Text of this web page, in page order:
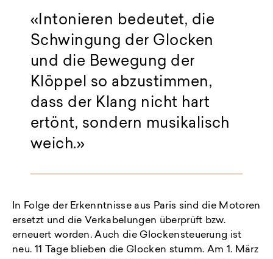
Intonieren bedeutet, die
Schwingung der Glocken
und die Bewegung der
Klöppel so abzustimmen,
dass der Klang nicht hart
ertönt, sondern musikalisch
weich.
In Folge der Erkenntnisse aus Paris sind die Motoren
ersetzt und die Verkabelungen überprüft bzw.
erneuert worden. Auch die Glockensteuerung ist
neu. 11 Tage blieben die Glocken stumm. Am 1. März